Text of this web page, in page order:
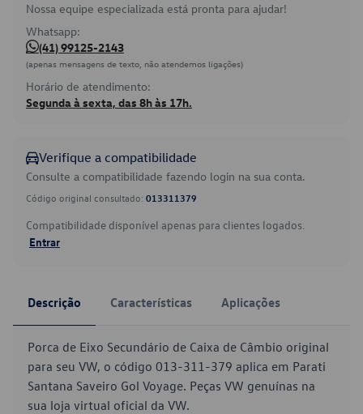
Nossa equipe especializada está pronta para ajudar!
Whatsapp:
(41) 99125-2143
(apenas mensagens de texto, não atendemos ligações)
Horário de atendimento:
Segunda à sexta, das 8h às 17h.
Verifique a compatibilidade
Consulte a compatibilidade fazendo login na sua conta.
Código original consultado: 013311379
Compatibilidade disponível apenas para clientes logados.
Entrar
Descrição Características Aplicações
Porca de Eixo Secundário de Caixa de Câmbio original
para seu VW, o código 013-311-379 aplica em Parati
Santana Saveiro Gol Voyage. Peças VW genuínas na
sua loja virtual oficial da VW.